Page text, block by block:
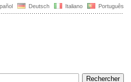
Deutsch Italiano Português